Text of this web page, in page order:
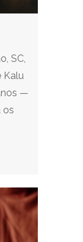
SC,
Kalu
—
os